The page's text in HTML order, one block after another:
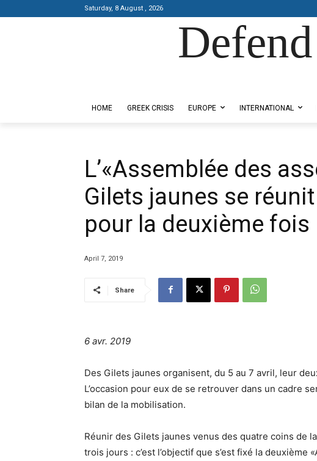
Saturday, 8 August , 2026
HOME GREEK CRISIS EUROPE INTERNATIONAL
L’«Assemblée des
Gilets jaunes se
pour la deuxième fois
April 7, 2019
Share
6 avr. 2019
Des Gilets jaunes organisent, du 5 au 7 avril, leur
L’occasion pour eux de se retrouver dans un cadre
bilan de la mobilisation.
Réunir des Gilets jaunes venus des quatre coins de
trois jours : c’est l’objectif que s’est fixé la deuxième